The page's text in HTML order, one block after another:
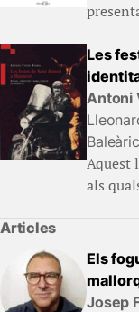
Les
Antoni
Aquest
als
Articles
Els
Josep